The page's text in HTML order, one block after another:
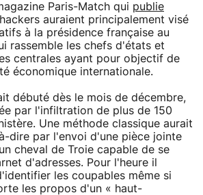
Paris-Match qui publie
auraient principalement visé
à la présidence française au
rassemble les chefs d'états et
centrales ayant pour objectif de
économique internationale.
débuté dès le mois de décembre,
par l'infiltration de plus de 150
Une méthode classique aurait
dire par l'envoi d'une pièce jointe
cheval de Troie capable de se
d'adresses. Pour l'heure il
les coupables même si
les propos d'un « haut-